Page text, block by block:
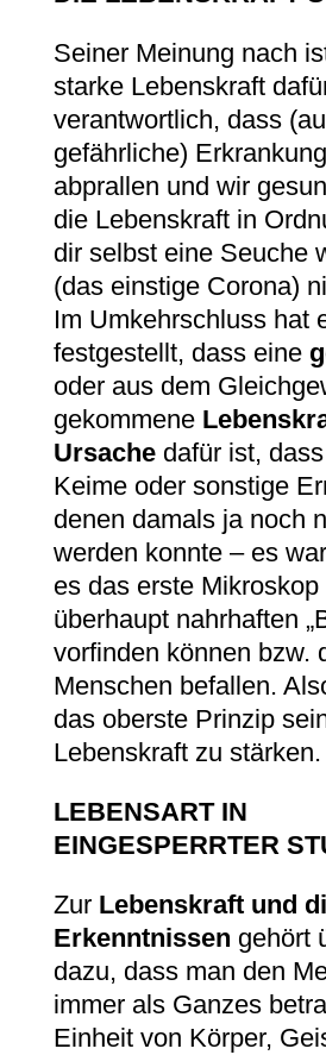
Seiner Meinung nach
starke Lebenskraft
verantwortlich, dass
gefährliche)
abprallen und wir
die Lebenskraft in
dir selbst eine Seuche
(das einstige Corona)
Im Umkehrschluss hat
festgestellt, dass eine
oder aus dem
gekommene
Ursache dafür ist,
Keime oder sonstige
denen damals ja noch
werden konnte – es
es das erste
überhaupt nahrhaften
vorfinden können bzw.
Menschen befallen.
das oberste Prinzip
Lebenskraft zu stärken.
LEBENSART IN
EINGESPERRTER
Zur Lebenskraft und
Erkenntnissen gehört
dazu, dass man den
immer als Ganzes
Einheit von Körper,